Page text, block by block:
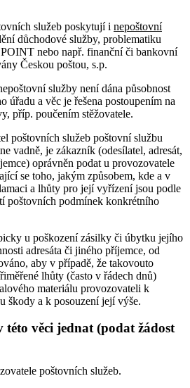
služeb poskytují i nepoštovní
důchodové služby, problematiku
nebo např. finanční či bankovní
Českou poštou, s.p.
služby není dána působnost
úřadu a věc je řešena postoupením na
příp. poučením stěžovatele.
poštovních služeb poštovní službu
vadně, je zákazník (odesílatel, adresát,
oprávněn podat u provozovatele
se toho, jakým způsobem, kde a v
a lhůty pro její vyřízení jsou podle
poštovních podmínek konkrétního
u poškození zásilky či úbytku jejího
adresáta či jiného příjemce, od
aby v případě, že takovouto
lhůty (často v řádech dnů)
materiálu provozovateli k
škody a k posouzení její výše.
věci jednat (podat žádost
poštovních služeb.